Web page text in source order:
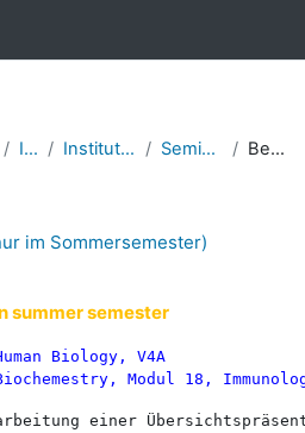
Institute Institut für Immunologie Seminar Immunol (S) Beschreibung
im Sommersemester)
summer semester
Biology, V4A
Modul 18,